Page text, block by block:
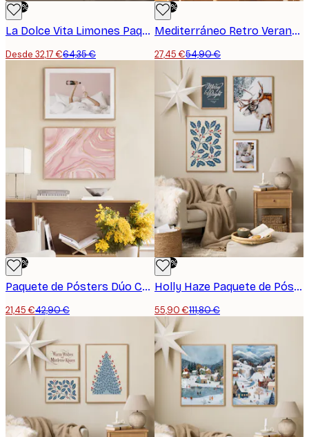
-50%
La Dolce Vita Limones Paquete de pósters
Desde 32,17 €64,35 €
-50%
Mediterráneo Retro Verano Paquete de pósters
27,45 €54,90 €
-50%
Paquete de Pósters Dúo Champagne
21,45 €42,90 €
-50%
Holly Haze Paquete de Pósters
55,90 €111,80 €